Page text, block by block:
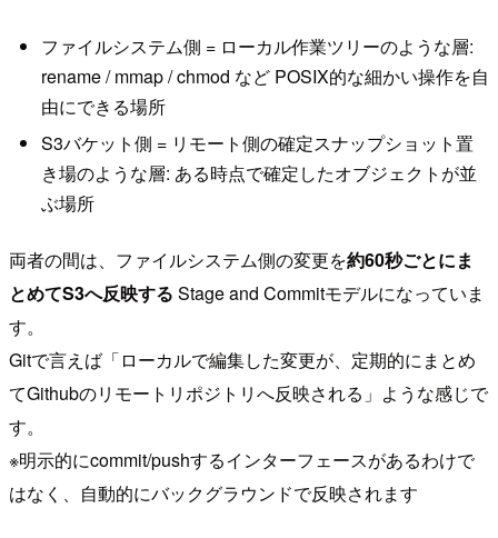
ファイルシステム側 = ローカル作業ツリーのような層:
rename / mmap / chmod など POSIX的な細かい操作を自
由にできる場所
S3バケット側 = リモート側の確定スナップショット置
き場のような層: ある時点で確定したオブジェクトが並
ぶ場所
両者の間は、ファイルシステム側の変更を約60秒ごとにま
とめてS3へ反映する Stage and Commitモデルになっていま
す。
Gitで言えば「ローカルで編集した変更が、定期的にまとめ
てGithubのリモートリポジトリへ反映される」ような感じで
す。
※明示的にcommit/pushするインターフェースがあるわけで
はなく、自動的にバックグラウンドで反映されます